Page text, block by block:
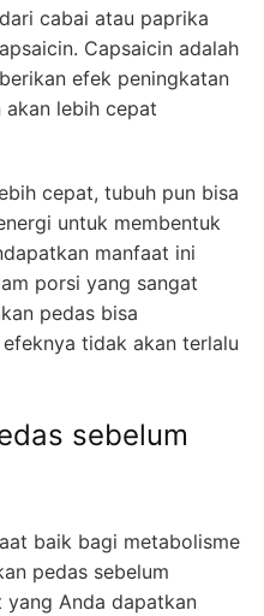
cabai atau paprika
Capsaicin adalah
efek peningkatan
akan lebih cepat
cepat, tubuh pun bisa
untuk membentuk
manfaat ini
porsi yang sangat
pedas bisa
tidak akan terlalu
sebelum
baik bagi metabolisme
pedas sebelum
yang Anda dapatkan